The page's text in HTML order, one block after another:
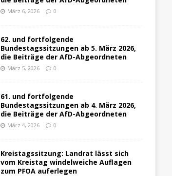
März 6, 2026 0
62. und fortfolgende
Bundestagssitzungen ab 5. März 2026,
die Beiträge der AfD-Abgeordneten
März 5, 2026 0
61. und fortfolgende
Bundestagssitzungen ab 4. März 2026,
die Beiträge der AfD-Abgeordneten
März 4, 2026 0
Kreistagssitzung: Landrat lässt sich
vom Kreistag windelweiche Auflagen
zum PFOA auferlegen